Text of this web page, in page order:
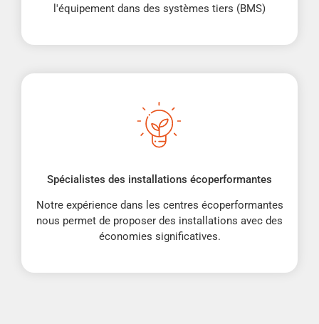
l'équipement dans des systèmes tiers (BMS)
Spécialistes des installations écoperformantes
Notre expérience dans les centres écoperformantes
nous permet de proposer des installations avec des
économies significatives.